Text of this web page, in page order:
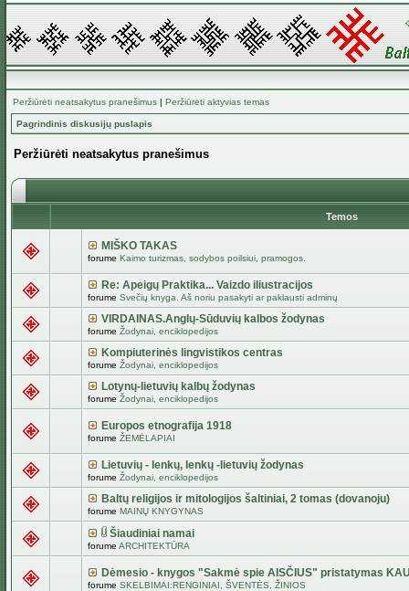
Peržiūrėti neatsakytus pranešimus | Peržiūrėti aktyvias temas
Pagrindinis diskusijų puslapis
Peržiūrėti neatsakytus pranešimus
Temos
MIŠKO TAKAS
forume Kaimo turizmas, sodybos poilsiui, pramogos.
Re: Apeigų Praktika... Vaizdo iliustracijos
forume Svečių knyga. Aš noriu pasakyti ar paklausti adminų
VIRDAINAS.Anglų-Sūduvių kalbos žodynas
forume Žodynai, enciklopedijos
Kompiuterinės lingvistikos centras
forume Žodynai, enciklopedijos
Lotynų-lietuvių kalbų žodynas
forume Žodynai, enciklopedijos
Europos etnografija 1918
forume ŽEMĖLAPIAI
Lietuvių - lenkų, lenkų -lietuvių žodynas
forume Žodynai, enciklopedijos
Baltų religijos ir mitologijos šaltiniai, 2 tomas (dovanoju)
forume MAINŲ KNYGYNAS
Šiaudiniai namai
forume ARCHITEKTŪRA
Dėmesio - knygos "Sakmė spie AISČIUS" pristatymas
forume SKELBIMAI:RENGINIAI, ŠVENTĖS, ŽINIOS